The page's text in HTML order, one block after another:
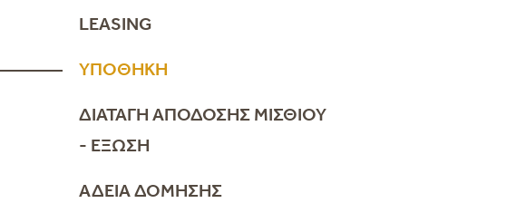
LEASING
ΥΠΟΘΉΚΗ
ΔΙΑΤΑΓΉ ΑΠΌΔΟΣΗΣ ΜΙΣΘΊΟΥ
- ΈΞΩΣΗ
ΑΔΕΙΑ ΔΌΜΗΣΗΣ